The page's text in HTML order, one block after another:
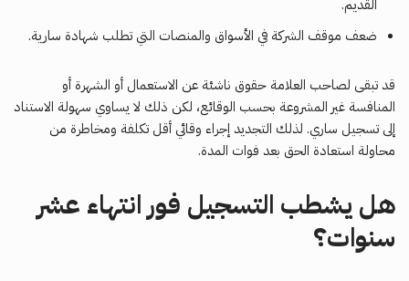
القديم.
ضعف موقف الشركة في الأسواق والمنصات التي تطلب شهادة سارية.
قد تبقى لصاحب العلامة حقوق ناشئة عن الاستعمال أو الشهرة أو
المنافسة غير المشروعة بحسب الوقائع، لكن ذلك لا يساوي سهولة الاستناد
إلى تسجيل ساري. لذلك التجديد إجراء وقائي أقل تكلفة ومخاطرة من
محاولة استعادة الحق بعد فوات المدة.
هل يشطب التسجيل فور انتهاء عشر
سنوات؟